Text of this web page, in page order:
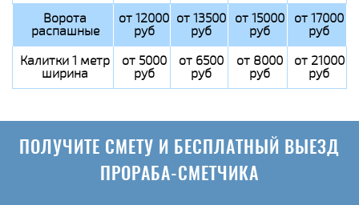
Ворота
распашные
от 12000
руб
от 13500
руб
от 15000
руб
от 17000
руб
Калитки 1 метр
ширина
от 5000
руб
от 6500
руб
от 8000
руб
от 21000
руб
ПОЛУЧИТЕ СМЕТУ И БЕСПЛАТНЫЙ ВЫЕЗД
ПРОРАБА-СМЕТЧИКА